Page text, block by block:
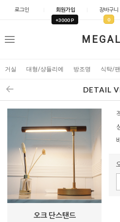
로그인 회원가입
+3000 P
장바구니
0
메
거실 대형/샹들리에 방조명 식탁/
DETAIL
오크 단스탠드